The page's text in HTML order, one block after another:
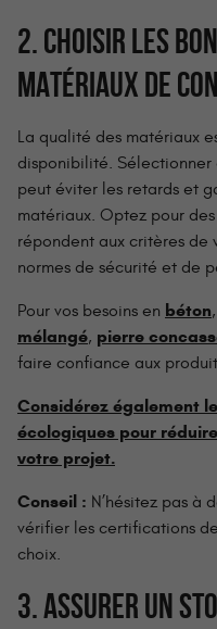
2. CHOISIR LES
MATÉRIAUX DE
La qualité des matériaux
disponibilité. Sélectionner
peut éviter les retards et
matériaux. Optez pour
répondent aux critères de
normes de sécurité et de
Pour vos besoins en béton,
mélangé, pierre
faire confiance aux
Considérez également
écologiques pour
votre projet.
Conseil : N’hésitez pas à
vérifier les certifications
choix.
3. ASSURER UN